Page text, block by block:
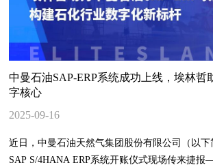
中曼石油SAP-ERP系统成功上线，埃林哲
字核心
2025-09-16
近日，中曼石油天然气集团股份有限公司（以下
SAP S/4HANA ERP系统开账仪式现场传来捷